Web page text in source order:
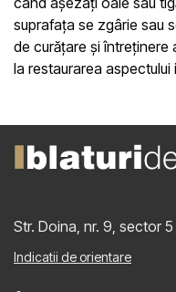
suprafața se zgârie sau
de curățare și
la restaurarea aspectului
Str. Doina, nr. 9, sector 5
Indicatii de orientare